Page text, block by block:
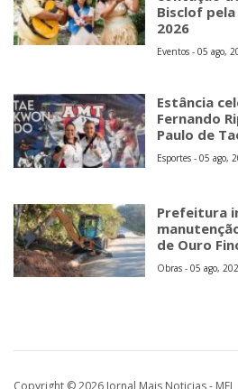
Bisclof
2026
Eventos - 05 ago,
Estância
Fernando
Paulo de
Esportes - 05 ago,
Prefeitura
de Ouro
Obras - 05 ago,
Copyright © 2026 Jornal Mais Noticias - MEI